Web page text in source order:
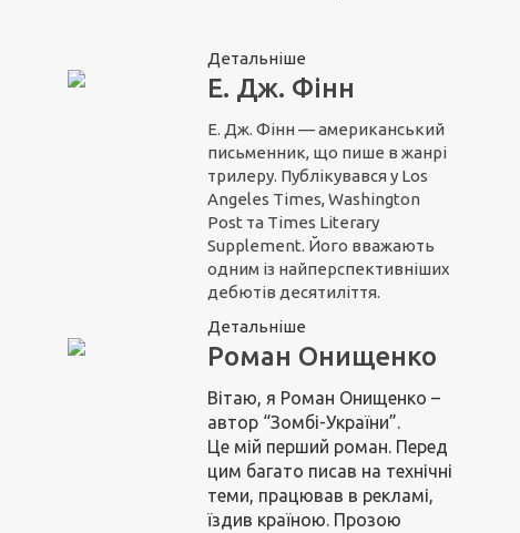
Детальніше
Е. Дж. Фінн
Е. Дж. Фінн — американський
письменник, що пише в жанрі
трилеру. Публікувався у Los
Angeles Times, Washington
Post та Times Literary
Supplement. Його вважають
одним із найперспективніших
дебютів десятиліття.
Детальніше
Роман Онищенко
Вітаю, я Роман Онищенко –
автор “Зомбі-України”.
Це мій перший роман. Перед
цим багато писав на технічні
теми, працював в рекламі,
їздив країною. Прозою